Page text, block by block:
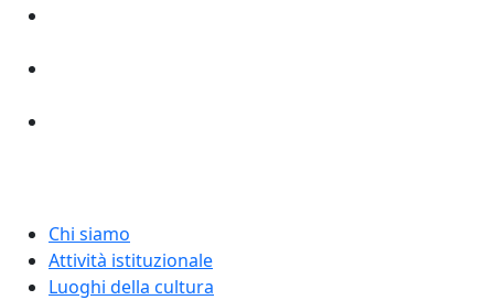
Chi siamo
Attività istituzionale
Luoghi della cultura